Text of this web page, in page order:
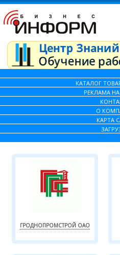
КАТАЛОГ
РЕКЛАМА
О
КАРТА
ГРОДНОПРОМСТРОЙ ОАО